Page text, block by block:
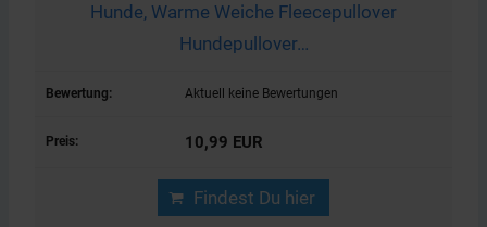
Hunde, Warme Weiche Fleecepullover
Hundepullover…
Aktuell keine Bewertungen
10,99 EUR
Findest Du hier